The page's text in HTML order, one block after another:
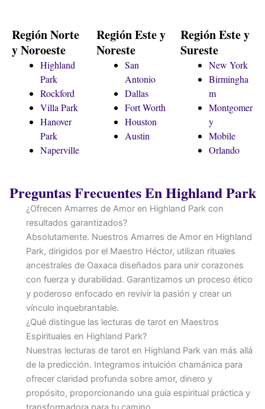
Región Norte
y Noroeste
Highland
Park
Rockford
Villa Park
Hanover
Park
Naperville
Región Este y
Noreste
San
Antonio
Dallas
Fort Worth
Houston
Austin
Región Este y
Sureste
New York
Birmingha
m
Montgomer
y
Mobile
Orlando
Preguntas Frecuentes En Highland Park
¿Ofrecen Amarres de Amor en Highland Park con
resultados garantizados?
Absolutamente. Nuestros Amarres de Amor en Highland
Park, dirigidos por el Maestro Héctor, utilizan rituales
ancestrales de Oaxaca diseñados para unir corazones
con fuerza y durabilidad. Garantizamos un proceso ético
y poderoso enfocado en revivir la pasión y crear un
vínculo inquebrantable.
¿Qué distingue las lecturas de tarot en Maestros
Espirituales en Highland Park?
Nuestras lecturas de tarot en Highland Park van más allá
de la predicción. Integramos intuición chamánica para
ofrecer claridad profunda sobre amor, dinero y
propósito, proporcionando una guía espiritual práctica y